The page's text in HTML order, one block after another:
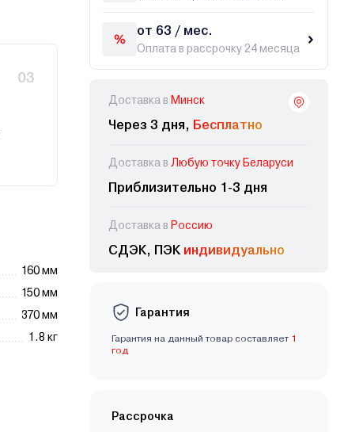
03
160 мм
150 мм
370 мм
1.8 кг
от 63 / мес.
Оплата в рассрочку 24 месяца
Доставка в Минск
Через 3 дня, Бесплатно
Доставка в Любую точку Беларуси
Приблизительно 1-3 дня
Доставка в Россию
СДЭК, ПЭК индивидуально
Гарантия
Гарантия на данный товар составляет 1
год
Рассрочка